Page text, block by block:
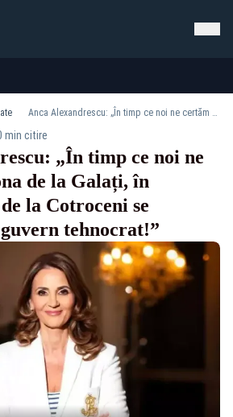
Anca Alexandrescu: „În timp ce noi ne certăm pe drona de la Galați, în laboratoarele de la Cotroceni se pregătește un guvern tehnocrat!”
min citire
„În timp ce noi ne
de la Galați, în
la Cotroceni se
tehnocrat!”